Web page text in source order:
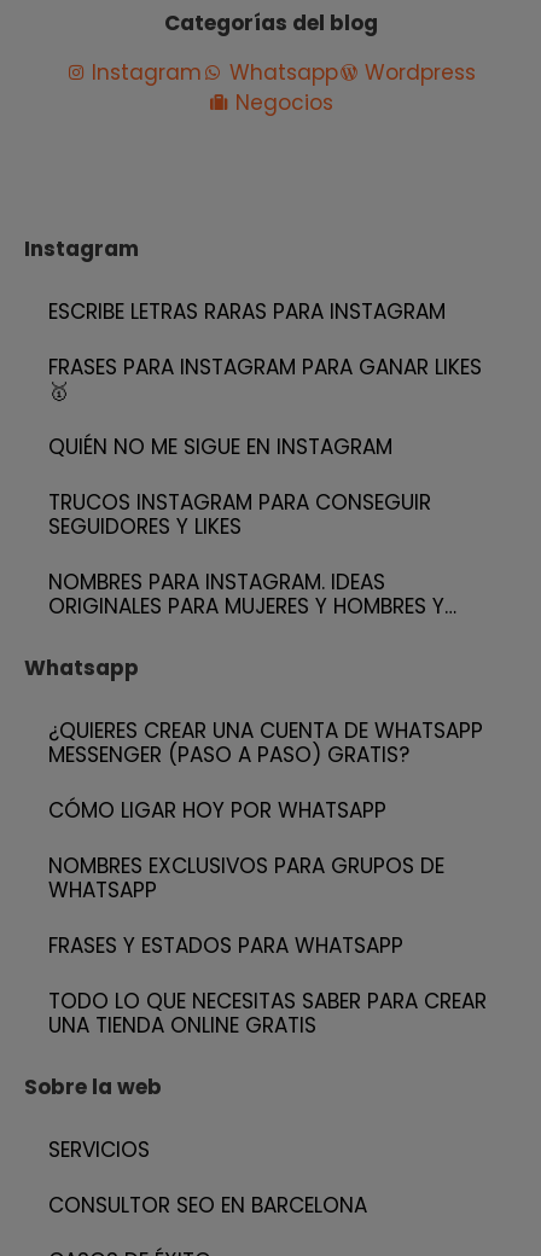
Categorías del blog
Instagram
Whatsapp
Wordpress
Negocios
Instagram
ESCRIBE LETRAS RARAS PARA INSTAGRAM
FRASES PARA INSTAGRAM PARA GANAR LIKES
🥇
QUIÉN NO ME SIGUE EN INSTAGRAM
TRUCOS INSTAGRAM PARA CONSEGUIR
SEGUIDORES Y LIKES
NOMBRES PARA INSTAGRAM. IDEAS
ORIGINALES PARA MUJERES Y HOMBRES Y…
Whatsapp
¿QUIERES CREAR UNA CUENTA DE WHATSAPP
MESSENGER (PASO A PASO) GRATIS?
CÓMO LIGAR HOY POR WHATSAPP
NOMBRES EXCLUSIVOS PARA GRUPOS DE
WHATSAPP
FRASES Y ESTADOS PARA WHATSAPP
TODO LO QUE NECESITAS SABER PARA CREAR
UNA TIENDA ONLINE GRATIS
Sobre la web
SERVICIOS
CONSULTOR SEO EN BARCELONA